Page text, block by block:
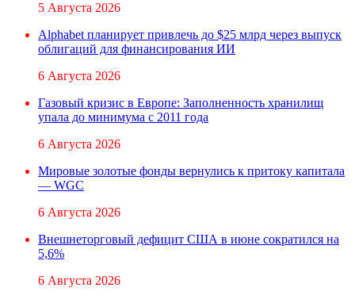
5 Августа 2026
Alphabet планирует привлечь до $25 млрд через выпуск
облигаций для финансирования ИИ
6 Августа 2026
Газовый кризис в Европе: Заполненность хранилищ
упала до минимума с 2011 года
6 Августа 2026
Мировые золотые фонды вернулись к притоку капитала
— WGC
6 Августа 2026
Внешнеторговый дефицит США в июне сократился на
5,6%
6 Августа 2026